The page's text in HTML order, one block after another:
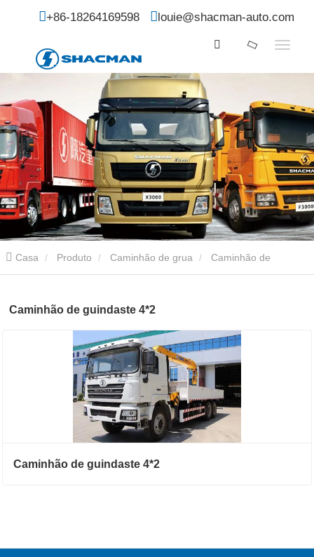
+86-18264169598 louie@shacman-auto.com
Casa Produto Caminhão de grua
Caminhão de guindaste 4*2
Caminhão de guindaste 4*2